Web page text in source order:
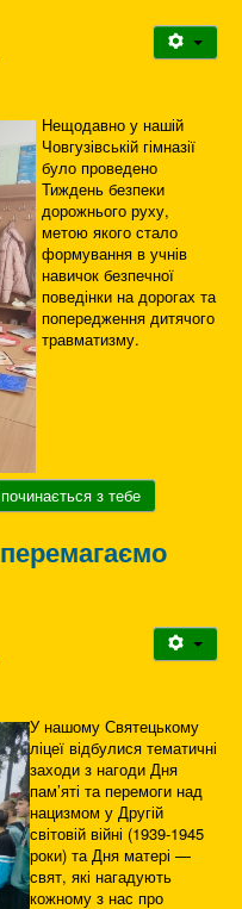
Нещодавно у нашій
Човгузівській гімназії
було проведено
Тиждень безпеки
дорожнього руху,
метою якого стало
формування в учнів
навичок безпечної
поведінки на дорогах та
попередження дитячого
травматизму.
з тебе
У нашому Святецькому
ліцеї відбулися тематичні
заходи з нагоди Дня
пам’яті та перемоги над
нацизмом у Другій
світовій війні (1939-1945
роки) та Дня матері —
свят, які нагадують
кожному з нас про